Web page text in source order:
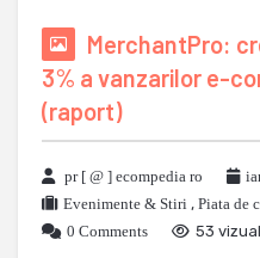
MerchantPro:
3% a vanzarilor e-
(raport)
pr [ @ ] ecompedia ro
Evenimente & Stiri , Piata de
0 Comments
53